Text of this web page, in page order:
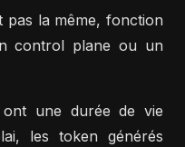
pas la même, fonction
control plane ou un
ont une durée de vie
les token générés